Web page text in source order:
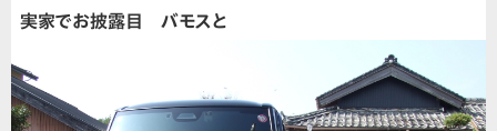
実家でお披露目 バモスと